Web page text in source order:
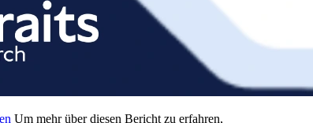
Um mehr über diesen Bericht zu erfahren,